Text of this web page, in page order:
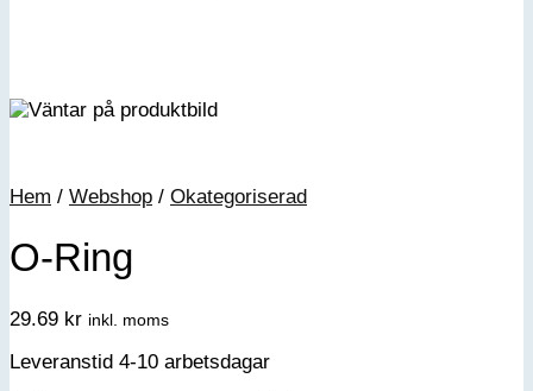
Hem / Webshop / Okategoriserad
O-Ring
29.69 kr inkl. moms
Leveranstid 4-10 arbetsdagar